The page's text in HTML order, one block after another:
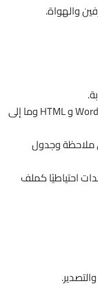
– يمكن تصدير المستندات على هيئة صورة و PDF و Word و HTML وما إلى
ملاحظة وجدول
احتياطيًا كملف